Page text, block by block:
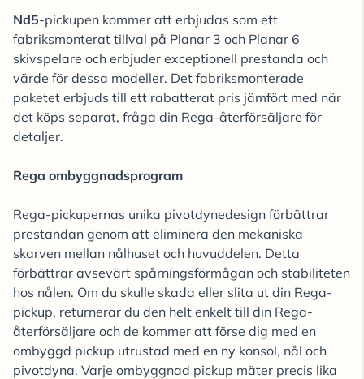
Nd5-pickupen kommer att erbjudas som ett
fabriksmonterat tillval på Planar 3 och Planar 6
skivspelare och erbjuder exceptionell prestanda och
värde för dessa modeller. Det fabriksmonterade
paketet erbjuds till ett rabatterat pris jämfört med när
det köps separat, fråga din Rega-återförsäljare för
detaljer.
Rega ombyggnadsprogram
Rega-pickupernas unika pivotdynedesign förbättrar
prestandan genom att eliminera den mekaniska
skarven mellan nålhuset och huvuddelen. Detta
förbättrar avsevärt spårningsförmågan och stabiliteten
hos nålen. Om du skulle skada eller slita ut din Rega-
pickup, returnerar du den helt enkelt till din Rega-
återförsäljare och de kommer att förse dig med en
ombyggd pickup utrustad med en ny konsol, nål och
pivotdyna. Varje ombyggnad pickup mäter precis lika